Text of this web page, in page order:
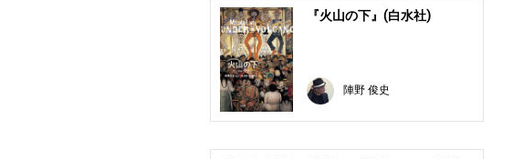
『火山の下』(白水社)
陣野 俊史